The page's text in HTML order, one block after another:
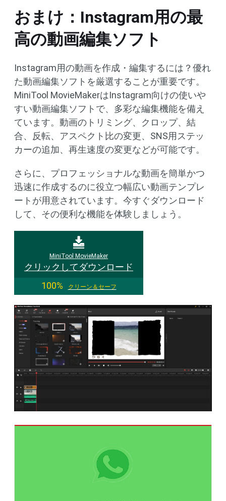
おまけ：Instagram用の最
高の動画編集ソフト
Instagram用の動画を作成・編集するには？優れ
た動画編集ソフトを厳選することが重要です。
MiniTool MovieMakerはInstagram向けの使いや
すい動画編集ソフトで、多彩な編集機能を備え
ています。動画のトリミング、クロップ、結
合、反転、アスペクト比の変更、SNS用ステッ
カーの追加、再生速度の変更などが可能です。
さらに、プロフェッショナルな動画を簡単かつ
迅速に作成するのに役立つ幅広い動画テンプレ
ートが用意されています。今すぐダウンロード
して、その便利な機能を体験しましょう。
MiniTool MovieMaker
クリックしてダウンロード
100%
クリーン＆セーフ